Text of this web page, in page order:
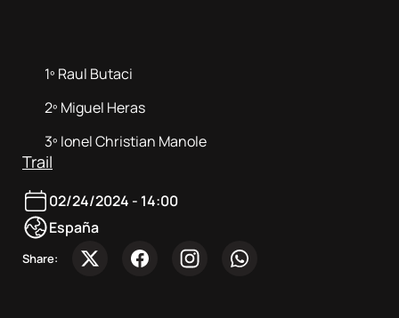
1º Raul Butaci
2º Miguel Heras
3º Ionel Christian Manole
Trail
02/24/2024 - 14:00
España
Share:
nosotros
Contacta
DocuSeries